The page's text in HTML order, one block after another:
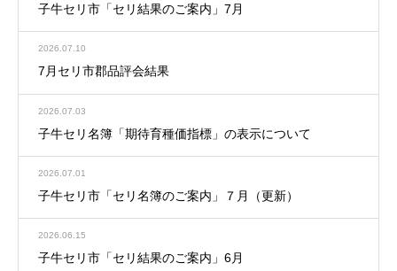
子牛セリ市「セリ結果のご案内」7月
2026.07.10
7月セリ市郡品評会結果
2026.07.03
子牛セリ名簿「期待育種価指標」の表示について
2026.07.01
子牛セリ市「セリ名簿のご案内」７月（更新）
2026.06.15
子牛セリ市「セリ結果のご案内」6月